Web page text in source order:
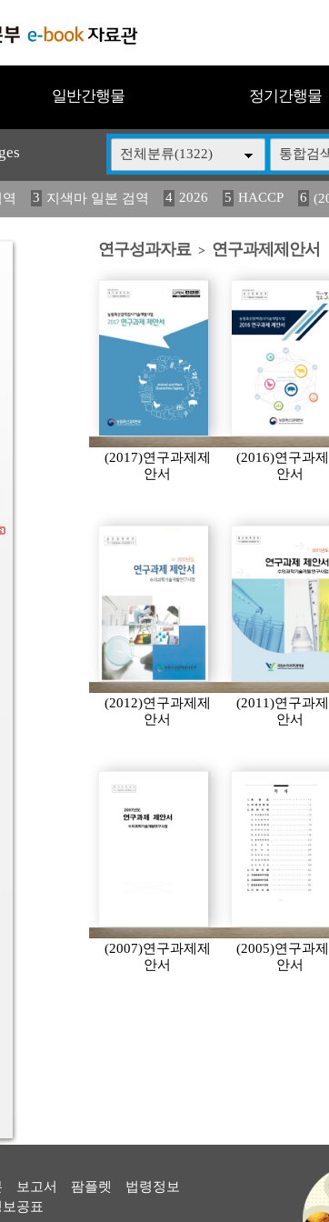
일반간행물 정기간행물
전체분류(1322) 통합검
3 지색마 일본 검역 4 2026 5 HACCP 6
중독성 식물 도감 13 媛 異 14 (2013년도) 식
연구성과자료 > 연구과제제안서
(2017)연구과제제
안서
(2016)연구과제
안서
(2012)연구과제제
안서
(2011)연구과제
안서
(2007)연구과제제
안서
(2005)연구과제
안서
보고서 팜플렛
법령정보
공표